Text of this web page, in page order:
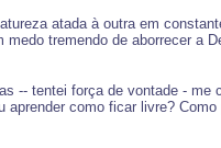
atada à outra em
tremendo de aborrecer a
-- tentei força de vontade -
como ficar livre?